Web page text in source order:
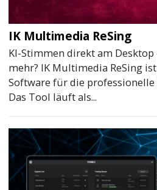
IK Multimedia ReSing
KI-Stimmen direkt am
mehr? IK Multimedia ReSing
Software für die
Das Tool läuft als...